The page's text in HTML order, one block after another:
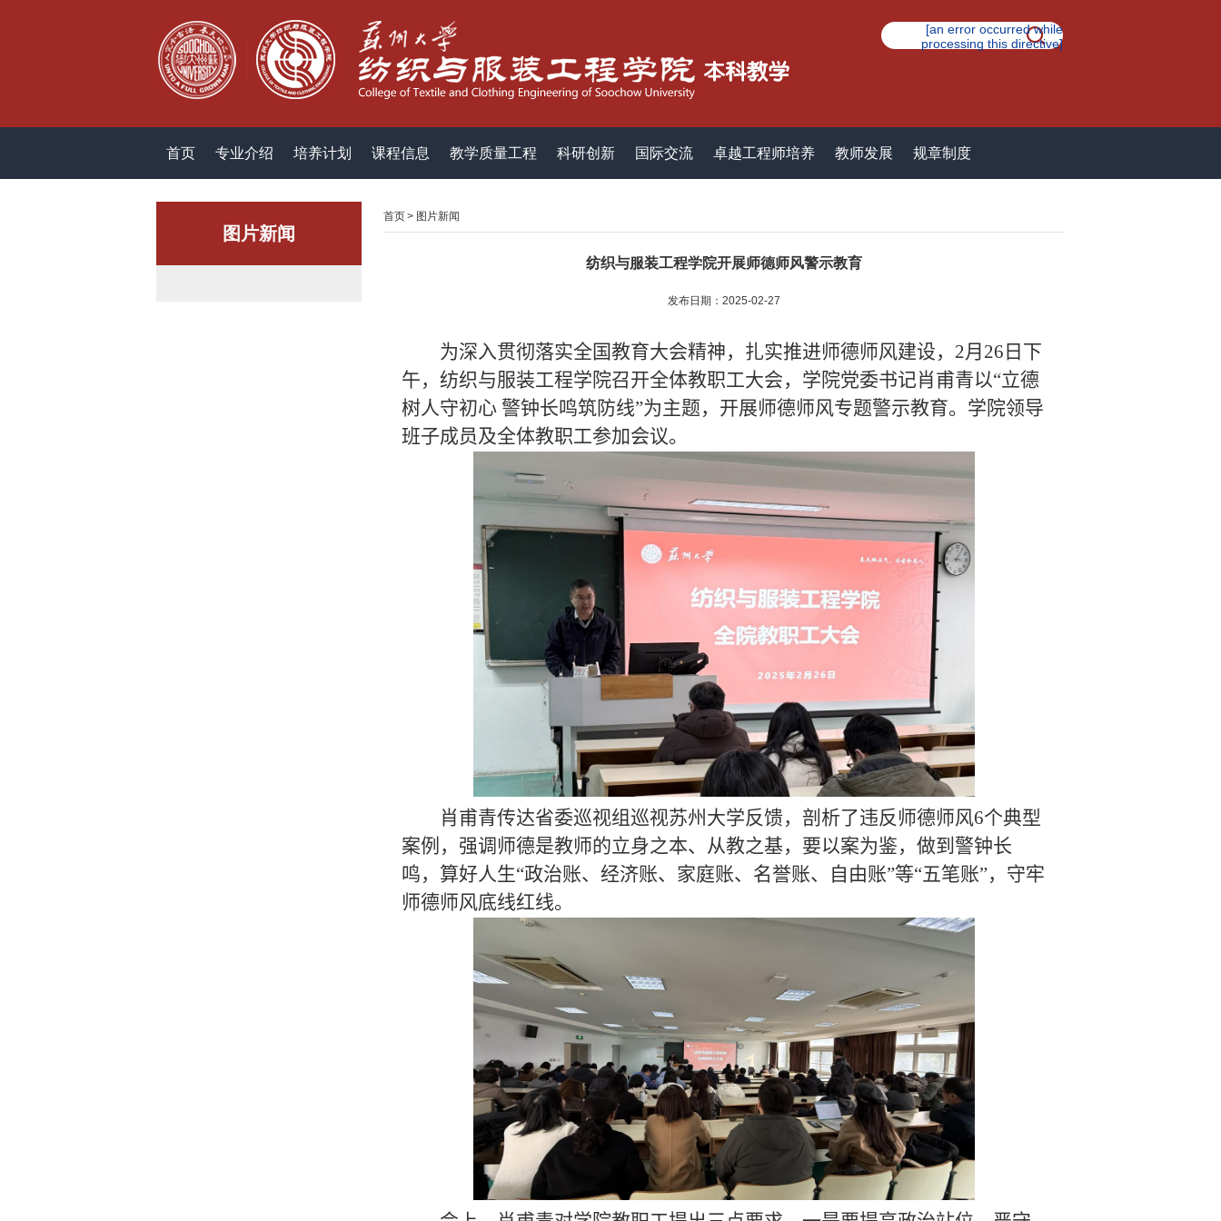
[an error occurred while
processing this directive]
首页 专业介绍 培养计划 课程信息 教学质量工程 科研创新 国际交流 卓越工程师培养 教师发展 规章制度
图片新闻
首页> 图片新闻
纺织与服装工程学院开展师德师风警示教育
发布日期：2025-02-27
为深入贯彻落实全国教育大会精神，扎实推进师德师风建设， 2月 26 日下
午，纺织与服装工程学院召开全体教职工大会，学院党委书记肖甫青以“立德
树人守初心 警钟长鸣筑防线”为主题，开展师德师风专题警示教育。学院领导
班子成员及全体教职工参加会议。
肖甫青传达省委巡视组巡视苏州大学反馈，剖析了违反师德师风6个典型
案例，强调师德是教师的立身之本、从教之基，要以案为鉴，做到警钟长
鸣，算好人生“政治账、经济账、家庭账、名誉账、自由账”等“五笔账”，守牢
师德师风底线红线。